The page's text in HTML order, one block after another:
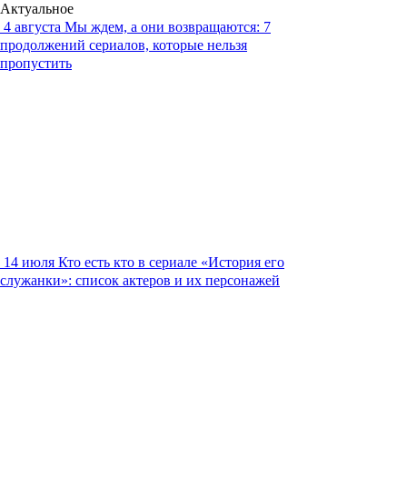
Актуальное
4 августа Мы ждем, а они возвращаются: 7
продолжений сериалов, которые нельзя
пропустить
14 июля Кто есть кто в сериале «История его
служанки»: список актеров и их персонажей